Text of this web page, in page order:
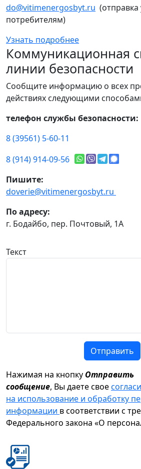
do@vitimenergosbyt.ru
потребителям)
Узнать подробнее
Коммуникационная
линии безопасности
Сообщите информацию о всех
действиях следующими
телефон службы безопасности:
8 (39561) 5-60-11
8 (914) 914-09-56
Пишите:
doverie@vitimenergosbyt.ru
По адресу:
г. Бодайбо, пер. Почтовый, 1А
Текст
Отправить
Нажимая на кнопку Отправить
сообщение, Вы даете свое
на использование и обработку
информации в соответствии с
Федерального закона «О